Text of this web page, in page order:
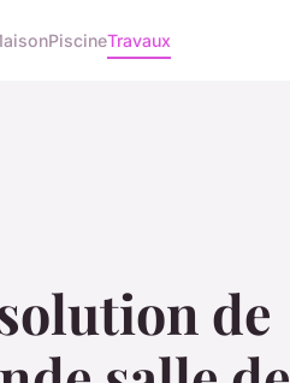
PiscineTravaux
de